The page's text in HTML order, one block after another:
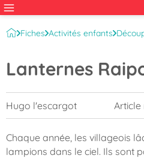
Fiches Activités enfants
Lanternes
Hugo l'escargot Article
Chaque année, les villageois
lampions dans le ciel. Ils sont